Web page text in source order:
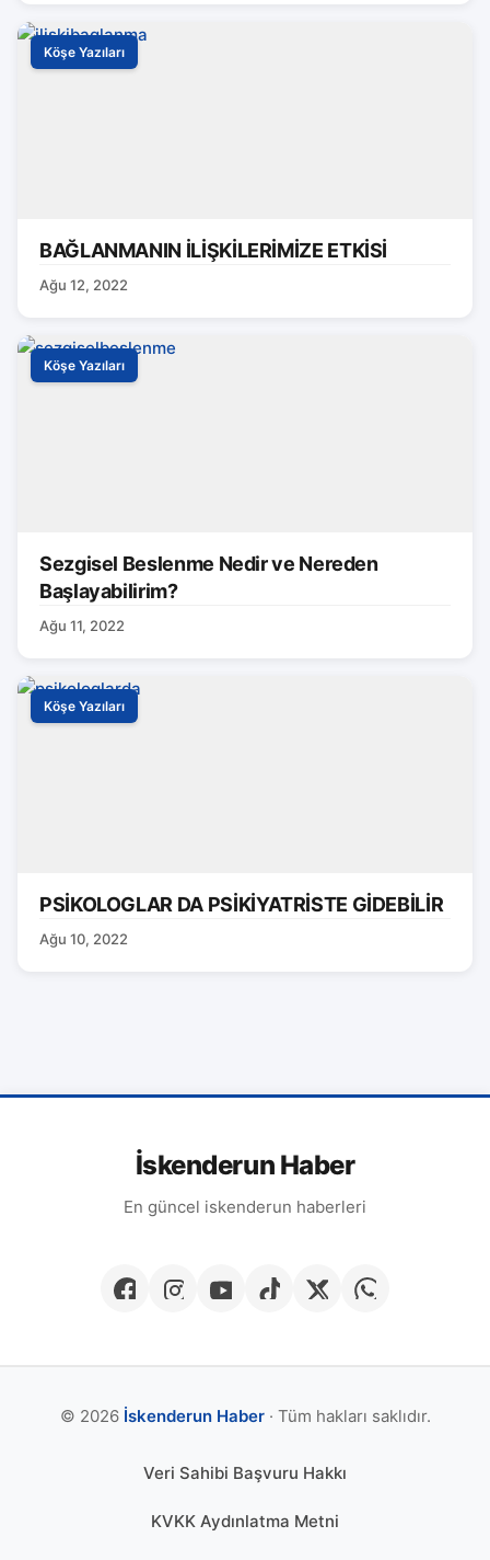
Köşe Yazıları
BAĞLANMANIN İLİŞKİLERİMİZE ETKİSİ
Ağu 12, 2022
Köşe Yazıları
Sezgisel Beslenme Nedir ve Nereden
Başlayabilirim?
Ağu 11, 2022
Köşe Yazıları
PSİKOLOGLAR DA PSİKİYATRİSTE GİDEBİLİR
Ağu 10, 2022
İskenderun Haber
En güncel iskenderun haberleri
© 2026 İskenderun Haber· Tüm hakları saklıdır.
Veri Sahibi Başvuru Hakkı
KVKK Aydınlatma Metni